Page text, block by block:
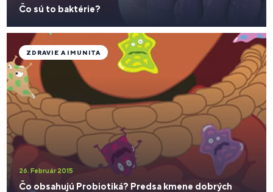
Čo sú to baktérie?
26. Február 2015
Čo obsahujú Probiotiká? Predsa kmene dobrých
ZDRAVIE A IMUNITA